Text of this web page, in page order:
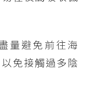
量避免前往海
免接觸過多陰